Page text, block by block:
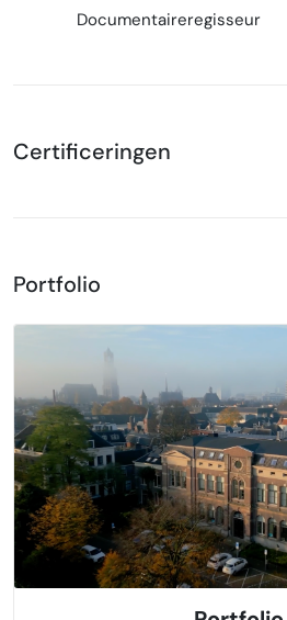
Documentaireregisseur
Certificeringen
Portfolio